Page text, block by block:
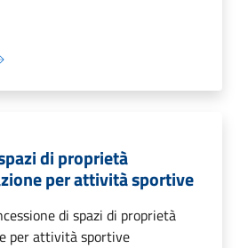
di proprietà
per attività sportive
di spazi di proprietà
per attività sportive